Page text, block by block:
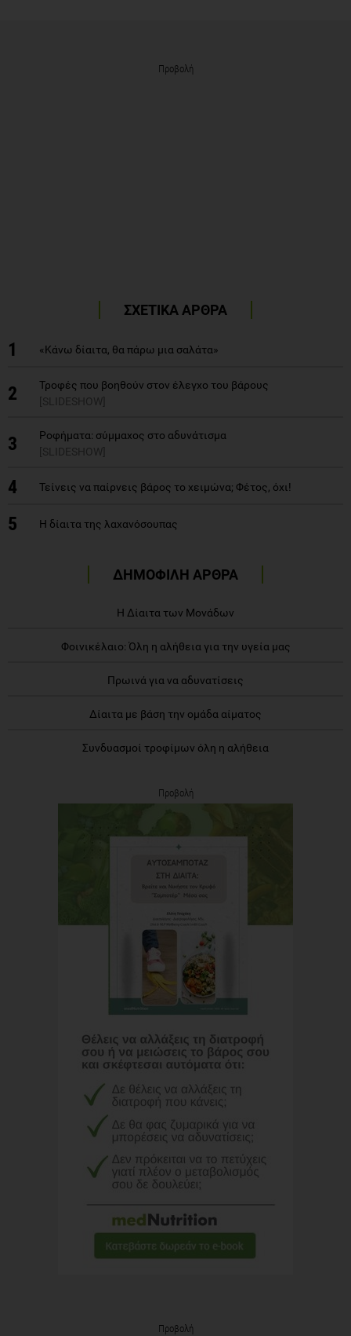
Προβολή
ΣΧΕΤΙΚΑ ΑΡΘΡΑ
1 «Κάνω δίαιτα, θα πάρω μια σαλάτα»
2
Τροφές που βοηθούν στον έλεγχο του βάρους
[SLIDESHOW]
3
Ροφήματα: σύμμαχος στο αδυνάτισμα
[SLIDESHOW]
4 Τείνεις να παίρνεις βάρος το χειμώνα; Φέτος, όχι!
5 Η δίαιτα της λαχανόσουπας
ΔΗΜΟΦΙΛΗ ΑΡΘΡΑ
Η Δίαιτα των Μονάδων
Φοινικέλαιο: Όλη η αλήθεια για την υγεία μας
Πρωινά για να αδυνατίσεις
Δίαιτα με βάση την ομάδα αίματος
Συνδυασμοί τροφίμων όλη η αλήθεια
Προβολή
Προβολή